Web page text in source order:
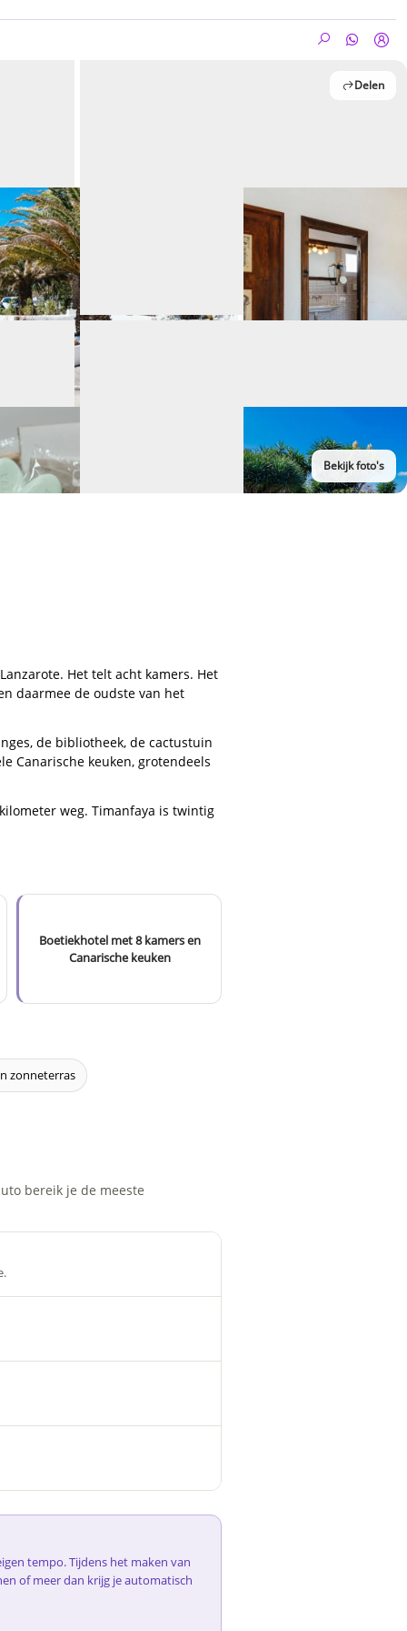
Bekijk foto's
Delen
Het telt acht kamers. Het
daarmee de oudste van het
de bibliotheek, de cactustuin
Canarische keuken, grotendeels
weg. Timanfaya is twintig
Boetiekhotel met 8 kamers en
Canarische keuken
zonneterras
bereik je de meeste
tempo. Tijdens het maken van
of meer dan krijg je automatisch